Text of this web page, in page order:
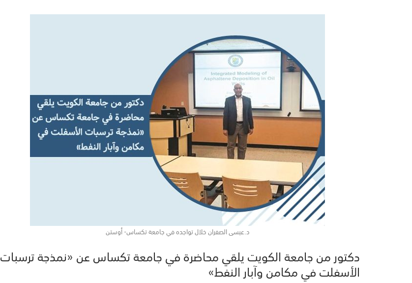
د.عيسى الصفران خلال تواجده في جامعة تكساس- أوستن
دكتور من جامعة الكويت يلقي محاضرة في جامعة تكساس عن «نمذجة ترسبات
الأسفلت في مكامن وآبار النفط»